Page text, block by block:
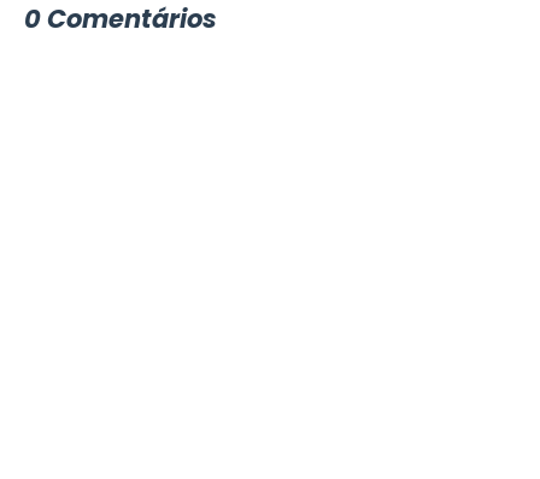
0 Comentários